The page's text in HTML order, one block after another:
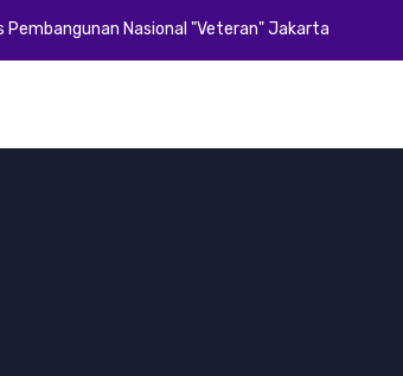
Pembangunan Nasional "Veteran" Jakarta